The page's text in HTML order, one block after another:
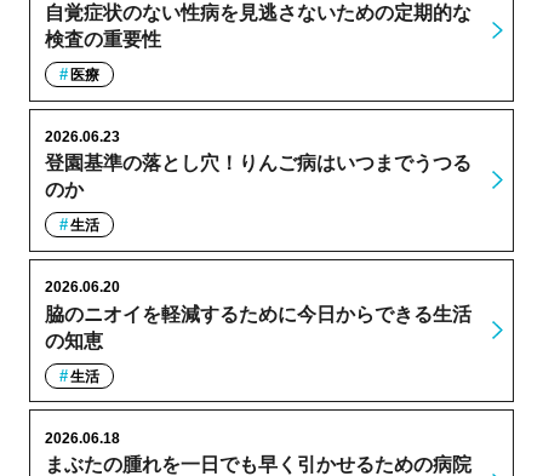
自覚症状のない性病を見逃さないための定期的な
検査の重要性
医療
登園基準の落とし穴！りんご病はいつまでうつる
のか
2026.06.23
生活
脇のニオイを軽減するために今日からできる生活
の知恵
2026.06.20
生活
まぶたの腫れを一日でも早く引かせるための病院
2026.06.18